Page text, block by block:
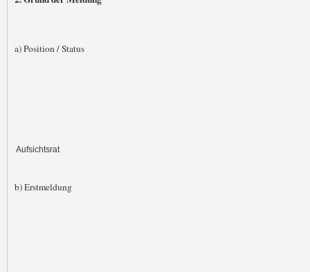
a) Position / Status
Aufsichtsrat
b) Erstmeldung